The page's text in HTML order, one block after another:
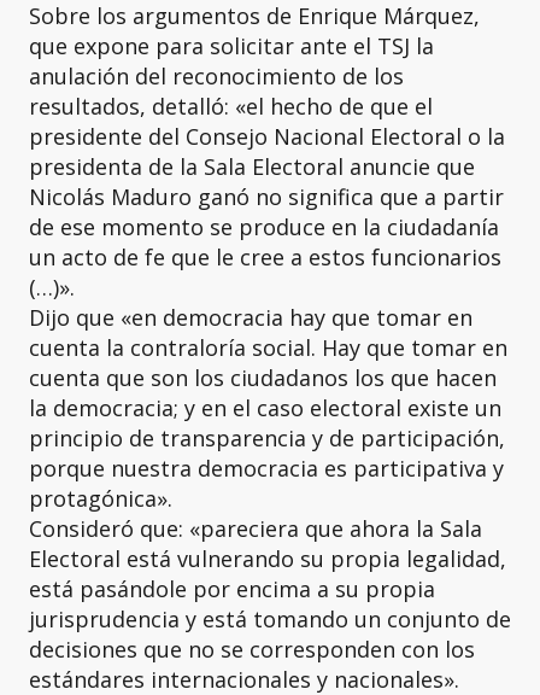
Sobre los argumentos de Enrique Márquez,
que expone para solicitar ante el TSJ la
anulación del reconocimiento de los
resultados, detalló: «el hecho de que el
presidente del Consejo Nacional Electoral o la
presidenta de la Sala Electoral anuncie que
Nicolás Maduro ganó no significa que a partir
de ese momento se produce en la ciudadanía
un acto de fe que le cree a estos funcionarios
(…)».
Dijo que «en democracia hay que tomar en
cuenta la contraloría social. Hay que tomar en
cuenta que son los ciudadanos los que hacen
la democracia; y en el caso electoral existe un
principio de transparencia y de participación,
porque nuestra democracia es participativa y
protagónica».
Consideró que: «pareciera que ahora la Sala
Electoral está vulnerando su propia legalidad,
está pasándole por encima a su propia
jurisprudencia y está tomando un conjunto de
decisiones que no se corresponden con los
estándares internacionales y nacionales».